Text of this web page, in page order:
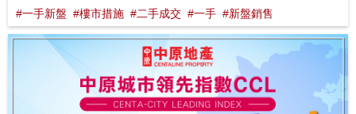
#一手新盤 #樓市措施 #二手成交 #一手 #新盤銷售